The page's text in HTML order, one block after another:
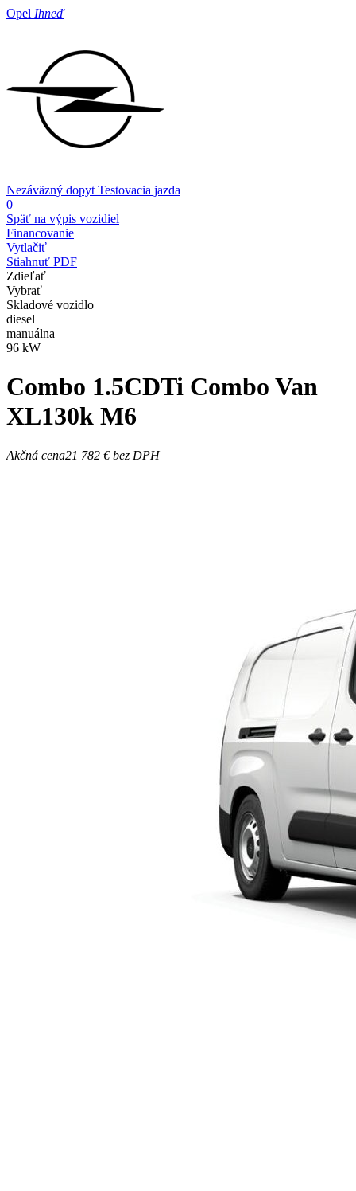
Opel Ihneď
Nezáväzný dopyt Testovacia jazda
0
Späť na výpis vozidiel
Financovanie
Vytlačiť
Stiahnuť PDF
Zdieľať
Vybrať
Skladové vozidlo
diesel
manuálna
96 kW
Combo 1.5CDTi Combo Van
XL130k M6
Akčná cena21 782 €bez DPH